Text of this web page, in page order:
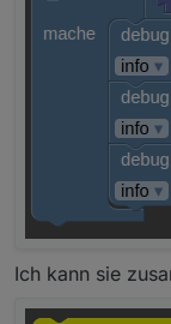
Ich kann sie